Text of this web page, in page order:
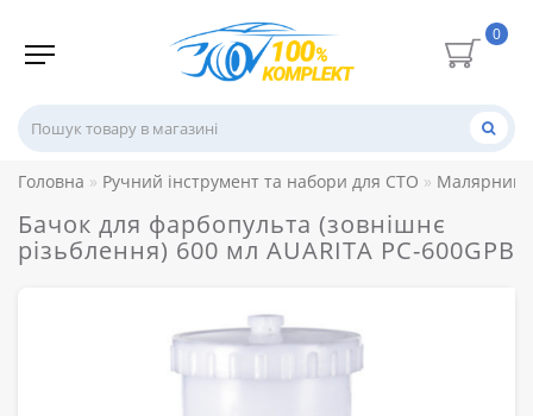
0
Головна Ручний інструмент та набори для СТО Малярний
Бачок для фарбопульта (зовнішнє
різьблення) 600 мл AUARITA PC-600GPB